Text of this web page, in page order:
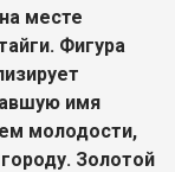
месте
Фигура
имя
молодости,
Золотой